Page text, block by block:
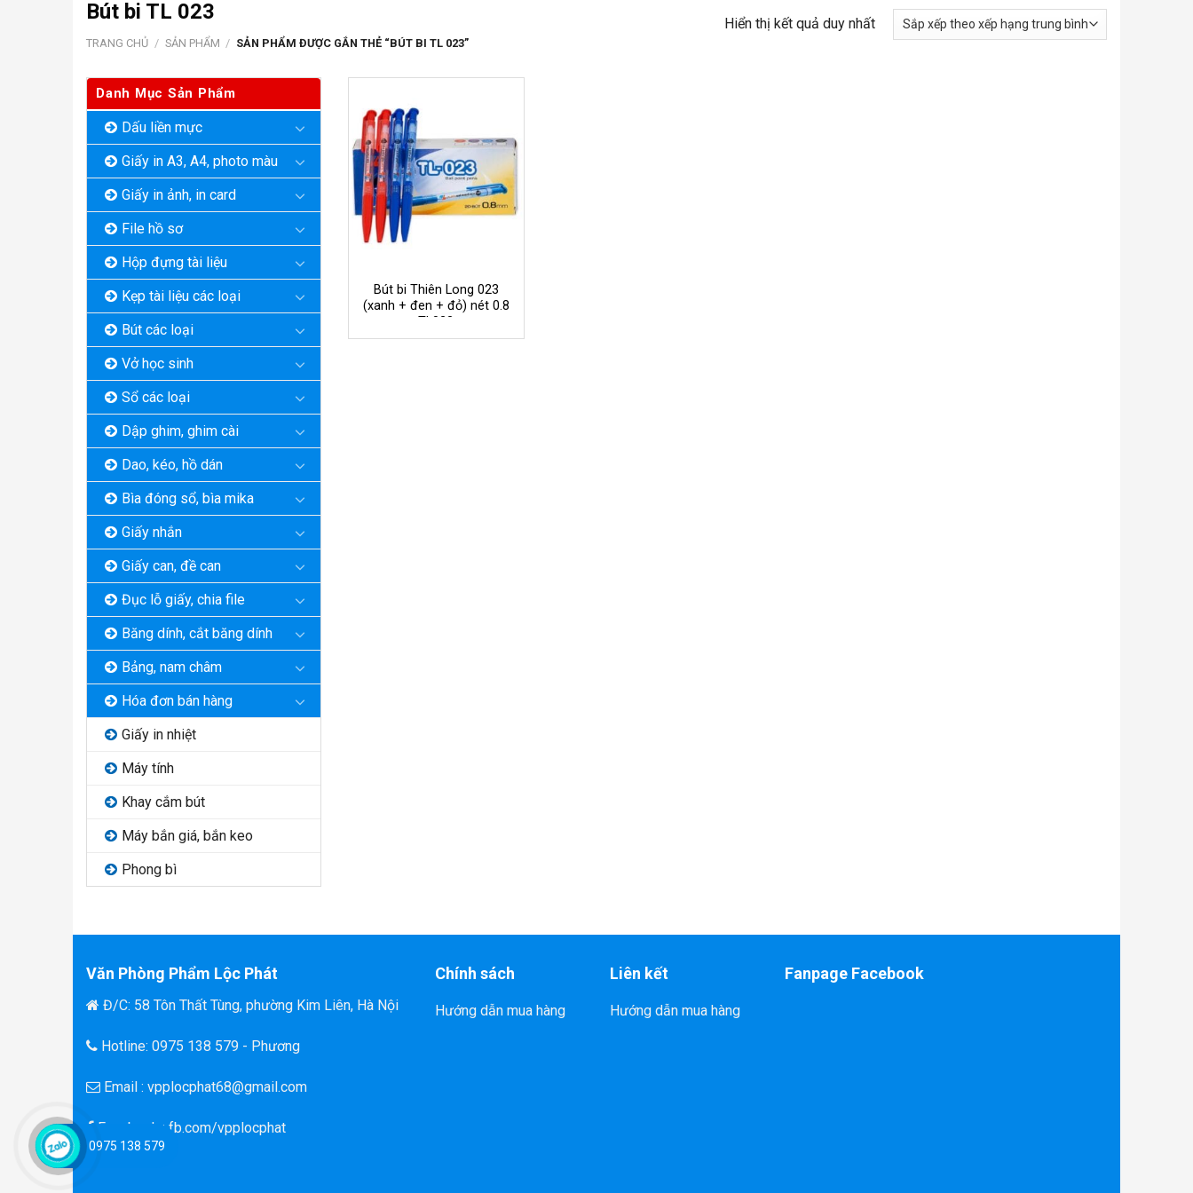
Bút bi TL 023
TRANG CHỦ / SẢN PHẨM / SẢN PHẨM ĐƯỢC GẮN THẺ “BÚT BI TL 023”
Hiển thị kết quả duy nhất
Danh Mục Sản Phẩm
Dấu liền mực
Giấy in A3, A4, photo màu
Giấy in ảnh, in card
File hồ sơ
Hộp đựng tài liệu
Kẹp tài liệu các loại
Bút các loại
Vở học sinh
Sổ các loại
Dập ghim, ghim cài
Dao, kéo, hồ dán
Bìa đóng sổ, bìa mika
Giấy nhắn
Giấy can, đề can
Đục lỗ giấy, chia file
Băng dính, cắt băng dính
Bảng, nam châm
Hóa đơn bán hàng
Giấy in nhiệt
Máy tính
Khay cắm bút
Máy bắn giá, bắn keo
Phong bì
Bút bi Thiên Long 023
(xanh + đen + đỏ) nét 0.8
Văn Phòng Phẩm Lộc Phát
Đ/C: 58 Tôn Thất Tùng, phường Kim Liên, Hà Nội
Hotline: 0975 138 579 - Phương
Email : vpplocphat68@gmail.com
Facebook : fb.com/vpplocphat
Chính sách
Hướng dẫn mua hàng
Liên kết
Hướng dẫn mua hàng
Fanpage Facebook
0975 138 579